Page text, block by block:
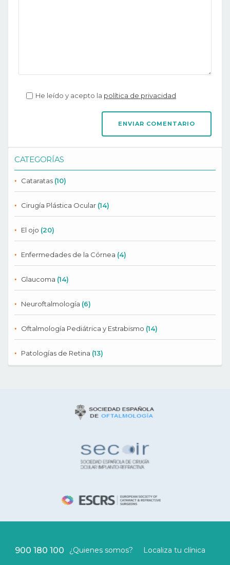
He leído y acepto la política de privacidad
CATEGORÍAS
Cataratas (10)
Cirugía Plástica Ocular (14)
El ojo (20)
Enfermedades de la Córnea (4)
Glaucoma (14)
Neuroftalmología (6)
Oftalmología Pediátrica y Estrabismo (14)
Patologías de Retina (13)
900 180 100 ¿Quienes somos? Localiza tu clínica